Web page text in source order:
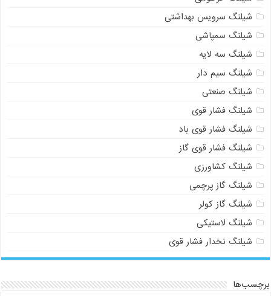
شیلنگ سرویس بهداشتی
شیلنگ سمپاشی
شیلنگ سه لایه
شیلنگ سیم دار
شیلنگ صنعتی
شیلنگ فشار قوی
شیلنگ فشار قوی باد
شیلنگ فشار قوی گاز
شیلنگ کشاورزی
شیلنگ گاز پرچمی
شیلنگ گاز کولر
شیلنگ لاستیکی
شیلنگ نخدار فشار قوی
برچسب‌ها